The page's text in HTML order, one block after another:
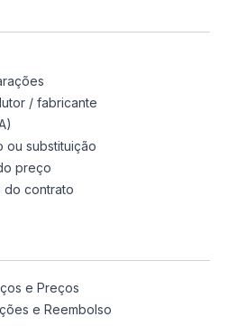
/ fabricante
ou substituição
preço
do contrato
e Preços
e Reembolso